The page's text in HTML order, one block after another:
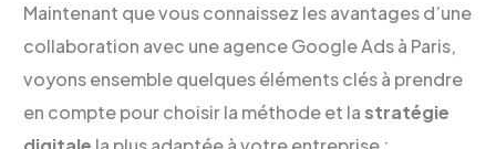
Maintenant que vous connaissez les avantages d’une
collaboration avec une agence Google Ads à Paris,
voyons ensemble quelques éléments clés à prendre
en compte pour choisir la méthode et lastratégie